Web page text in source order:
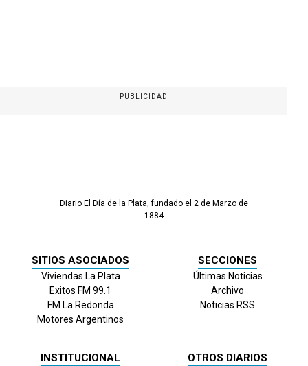
PUBLICIDAD
Diario El Día de la Plata, fundado el 2 de Marzo de
1884
SITIOS ASOCIADOS
Viviendas La Plata
Exitos FM 99.1
FM La Redonda
Motores Argentinos
SECCIONES
Últimas Noticias
Archivo
Noticias RSS
INSTITUCIONAL OTROS DIARIOS